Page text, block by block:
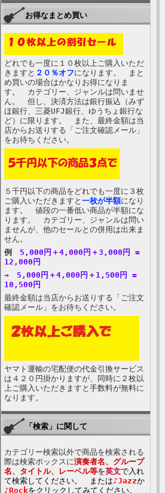
お得なまとめ買い
どれでも一度に１０枚以上ご購入いただ
きますと ２０％オフになります。 まと
め買いの場合はかなりお得になりま
す。 カテゴリー、ジャンルは問いませ
ん。 但し、決済方法は銀行振込（みず
ほ銀行、三菱UFJ銀行、ゆうちょ銀行な
ど）に限ります。 また、最終金額は当
店からお送りする「ご注文確認メール」
をお待ちください。
５千円以下の商品をどれでも一度に３枚
ご購入いただきますと 一枚が半額になり
ます。 値段の一番低い商品が半額にな
ります。 カテゴリー、ジャンルは問い
ませんが、他のセールとの併用は出来ま
せん。
例
5,000円＋4,000円＋3,000円 =
12,000円
→ 5,000円＋4,000円＋1,500円 =
10,500円
最終金額は当店からお送りする「ご注文
確認メール」をお待ちください。
ヤマト運輸の宅配便の代金引換サービス
は４２０円掛かりますが、同時に２枚以
上ご購入いただきますと手数料が無料に
なります。
「検索」に関して
カテゴリー検索以外で商品を検索される
際は検索ボックスに演奏者名、グループ
名、タイトル、レーベル等を英文で入れ
て検索してください。 または♪Jazzか
♪Rockをクリックしてみてください。